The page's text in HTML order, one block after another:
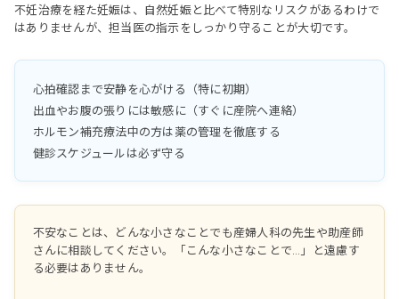
不妊治療を経た妊娠は、自然妊娠と比べて特別なリスクがあるわけで
はありませんが、担当医の指示をしっかり守ることが大切です。
心拍確認まで安静を心がける（特に初期）
出血やお腹の張りには敏感に（すぐに産院へ連絡）
ホルモン補充療法中の方は薬の管理を徹底する
健診スケジュールは必ず守る
不安なことは、どんな小さなことでも産婦人科の先生や助産師
さんに相談してください。「こんな小さなことで…」と遠慮す
る必要はありません。